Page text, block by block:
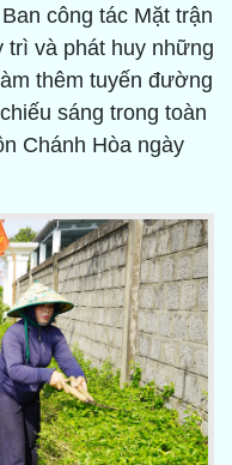
công tác Mặt trận
trì và phát huy những
thêm tuyến đường
sáng trong toàn
Chánh Hòa ngày